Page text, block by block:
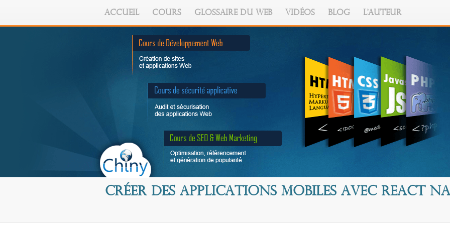
ACCUEIL COURS GLOSSAIRE DU WEB VIDÉOS BLOG L'AUTEUR
Créer des applications mobiles avec React